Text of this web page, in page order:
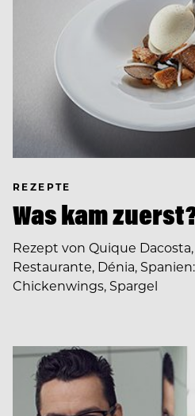
REZEPTE
Was kam
Rezept von Quique
Restaurante, Dénia,
Chickenwings, Spargel